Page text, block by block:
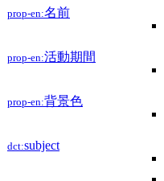
prop-en:名前
prop-en:活動期間
prop-en:背景色
dct:subject